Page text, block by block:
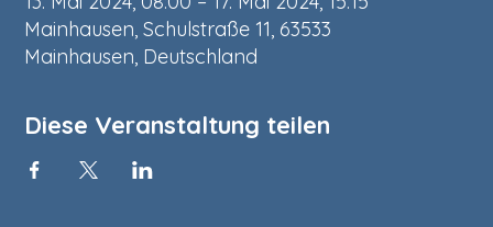
Mainhausen, Schulstraße 11, 63533
Mainhausen, Deutschland
Diese Veranstaltung teilen